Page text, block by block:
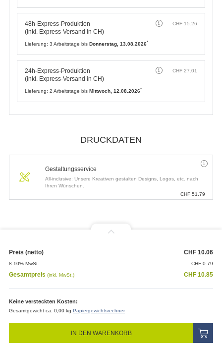
48h-Express-Produktion
(inkl. Express-Versand in CH)
CHF 15.26
Lieferung: 3 Arbeitstage bis Donnerstag, 13.08.2026*
24h-Express-Produktion
(inkl. Express-Versand in CH)
CHF 27.01
Lieferung: 2 Arbeitstage bis Mittwoch, 12.08.2026*
DRUCKDATEN
Gestaltungsservice
All-inclusive: Unsere Kreativen gestalten Designs, Logos, etc. nach
Ihren Wünschen.
CHF 51.79
Preis (netto) CHF 10.06
8.10% MwSt. CHF 0.79
Gesamtpreis (inkl. MwSt.) CHF 10.85
Keine versteckten Kosten:
Gesamtgewicht ca. 0,00 kg Papiergewichtsrechner
IN DEN WARENKORB